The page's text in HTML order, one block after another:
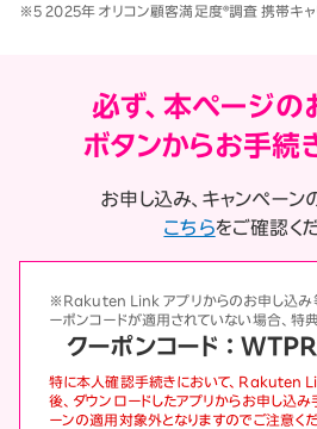
※5 2025年 オリコン顧客満足度®調査 携帯キャ
必ず、本ページの
ボタンからお手続
お申し込み、キャンペーン
こちらをご確認く
※Rakuten Link アプリからのお申し込み
ーポンコードが適用されていない場合、特
クーポンコード ：
特に本人確認手続きにおいて、Rakuten
後、ダウンロードしたアプリからお申し込み
ーンの適用対象外となりますのでご注意く